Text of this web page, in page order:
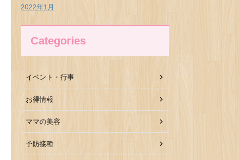
2022年1月
Categories
イベント・行事
お得情報
ママの美容
予防接種